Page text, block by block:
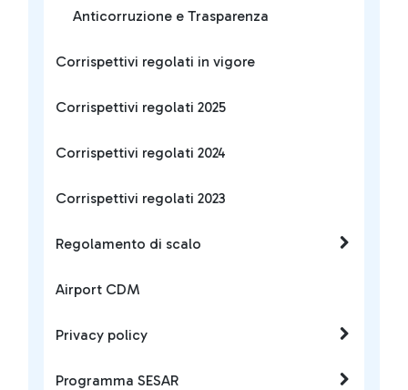
Anticorruzione e Trasparenza
Corrispettivi regolati in vigore
Corrispettivi regolati 2025
Corrispettivi regolati 2024
Corrispettivi regolati 2023
Regolamento di scalo
Airport CDM
Privacy policy
Programma SESAR